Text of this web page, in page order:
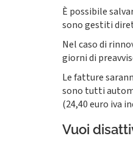
È possibile
sono gestiti
Nel caso di
giorni di
Le fatture
sono tutti
(24,40 euro iva
Vuoi